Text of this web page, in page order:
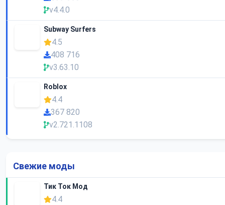
v4.4.0
Subway Surfers
4.5
408 716
v3.63.10
Roblox
4.4
367 820
v2.721.1108
Свежие моды
Тик Ток Мод
4.4